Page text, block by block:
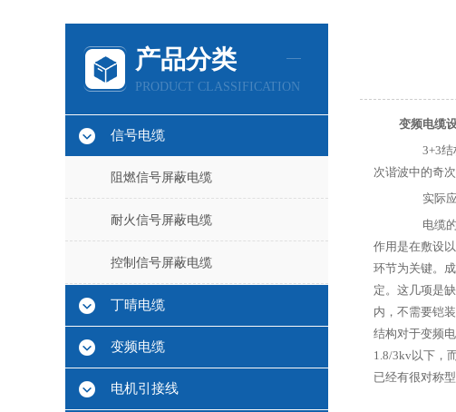
产品分类
PRODUCT CLASSIFICATION
信号电缆
阻燃信号屏蔽电缆
耐火信号屏蔽电缆
控制信号屏蔽电缆
丁晴电缆
变频电缆
电机引接线
变频电缆
3+3结构
次谐波中的奇
实际应
电缆的
作用是在敷设
环节为关键。
定。这几项是
内，不需要铠
结构对于变频
1.8/3kv以下，
已经有很对称